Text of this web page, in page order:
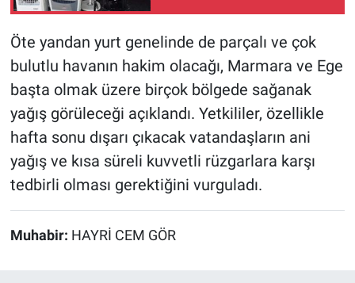
Öte yandan yurt genelinde de parçalı ve çok
bulutlu havanın hakim olacağı, Marmara ve Ege
başta olmak üzere birçok bölgede sağanak
yağış görüleceği açıklandı. Yetkililer, özellikle
hafta sonu dışarı çıkacak vatandaşların ani
yağış ve kısa süreli kuvvetli rüzgarlara karşı
tedbirli olması gerektiğini vurguladı.
Muhabir: HAYRİ CEM GÖR